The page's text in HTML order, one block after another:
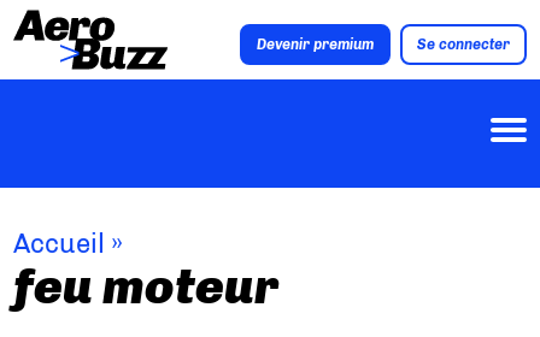
Devenir premium Se connecter
Accueil »
feu moteur